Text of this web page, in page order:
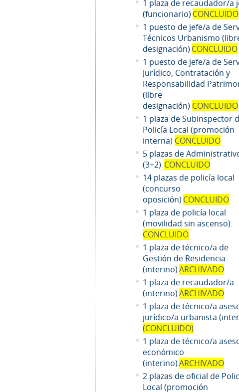
1 plaza de recaudador/a
(funcionario) CONCLUIDO
1 puesto de jefe/a de
Técnicos Urbanismo
designación) CONCLUIDO
1 puesto de jefe/a de
Jurídico, Contratación y
Responsabilidad
(libre
designación) CONCLUIDO
1 plaza de Subinspector
Policía Local (promoción
interna) CONCLUIDO
5 plazas de
(3+2). CONCLUIDO
14 plazas de policía local
(concurso
oposición) CONCLUIDO
1 plaza de policía local
(movilidad sin ascenso).
CONCLUIDO
1 plaza de técnico/a de
Gestión de Residencia
(interino)ARCHIVADO
1 plaza de recaudador/a
(interino)ARCHIVADO
1 plaza de técnico/a
jurídico/a urbanista
(CONCLUIDO)
1 plaza de técnico/a
económico
(interino)ARCHIVADO
2 plazas de oficial de
Local (promoción